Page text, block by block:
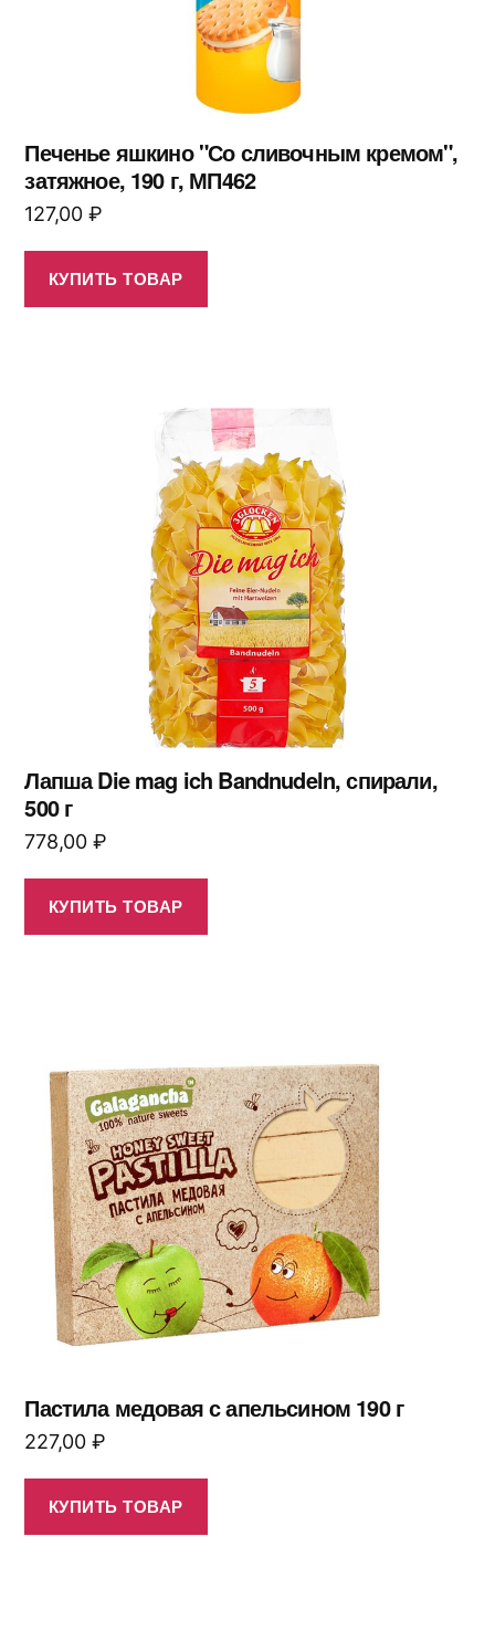
Печенье яшкино "Со сливочным кремом",
затяжное, 190 г, МП462
127,00 ₽
КУПИТЬ ТОВАР
Лапша Die mag ich Bandnudeln, спирали,
500 г
778,00 ₽
КУПИТЬ ТОВАР
Пастила медовая с апельсином 190 г
227,00 ₽
КУПИТЬ ТОВАР